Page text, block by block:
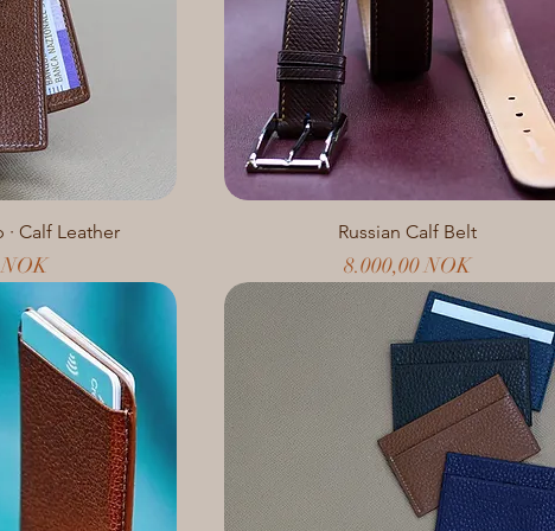
Calf Leather Russian Calf Belt
Preis
8.000,00 NOK